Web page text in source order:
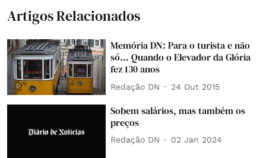
Artigos Relacionados
Memória DN: Para o turista e não
só... Quando o Elevador da Glória
fez 130 anos
Redação DN 24 Out 2015
Sobem salários, mas também os
preços
Redação DN 02 Jan 2024